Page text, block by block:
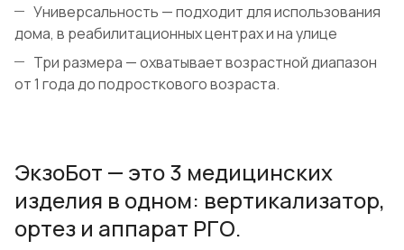
Универсальность — подходит для использования
дома, в реабилитационных центрах и на улице
Три размера — охватывает возрастной диапазон
от 1 года до подросткового возраста.
ЭкзоБот — это 3 медицинских
изделия в одном: вертикализатор,
ортез и аппарат РГО.